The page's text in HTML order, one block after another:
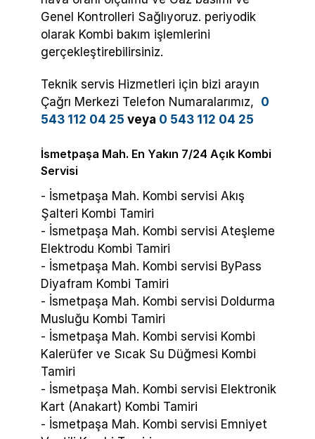
Genel Kontrolleri Sağlıyoruz. periyodik
olarak Kombi bakım işlemlerini
gerçekleştirebilirsiniz.
Teknik servis Hizmetleri için bizi arayın
Çağrı Merkezi Telefon Numaralarımız, 0
543 112 04 25 veya 0 543 112 04 25
İsmetpaşa Mah. En Yakın 7/24 Açık Kombi
Servisi
- İsmetpaşa Mah. Kombi servisi Akış
Şalteri Kombi Tamiri
- İsmetpaşa Mah. Kombi servisi Ateşleme
Elektrodu Kombi Tamiri
- İsmetpaşa Mah. Kombi servisi ByPass
Diyafram Kombi Tamiri
- İsmetpaşa Mah. Kombi servisi Doldurma
Musluğu Kombi Tamiri
- İsmetpaşa Mah. Kombi servisi Kombi
Kalerüfer ve Sıcak Su Düğmesi Kombi
Tamiri
- İsmetpaşa Mah. Kombi servisi Elektronik
Kart (Anakart) Kombi Tamiri
- İsmetpaşa Mah. Kombi servisi Emniyet